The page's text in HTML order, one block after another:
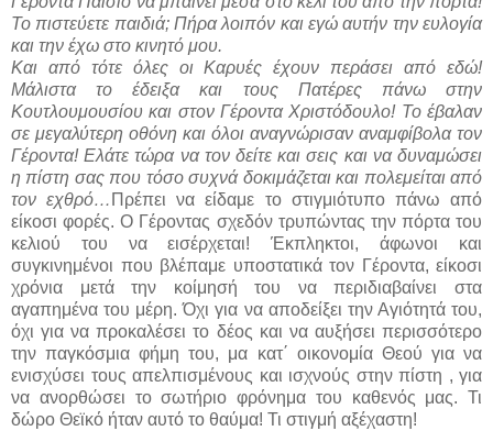
Το πιστεύετε παιδιά; Πήρα λοιπόν και εγώ αυτήν την ευλογία
και την έχω στο κινητό μου.
Και από τότε όλες οι Καρυές έχουν περάσει από εδώ!
Μάλιστα το έδειξα και τους Πατέρες πάνω στην
Κουτλουμουσίου και στον Γέροντα Χριστόδουλο! Το έβαλαν
σε μεγαλύτερη οθόνη και όλοι αναγνώρισαν αναμφίβολα τον
Γέροντα! Ελάτε τώρα να τον δείτε και σεις και να δυναμώσει
η πίστη σας που τόσο συχνά δοκιμάζεται και πολεμείται από
τον εχθρό… Πρέπει να είδαμε το στιγμιότυπο πάνω από
είκοσι φορές. Ο Γέροντας σχεδόν τρυπώντας την πόρτα του
κελιού του να εισέρχεται! Έκπληκτοι, άφωνοι και
συγκινημένοι που βλέπαμε υποστατικά τον Γέροντα, είκοσι
χρόνια μετά την κοίμησή του να περιδιαβαίνει στα
αγαπημένα του μέρη. Όχι για να αποδείξει την Αγιότητά του,
όχι για να προκαλέσει το δέος και να αυξήσει περισσότερο
την παγκόσμια φήμη του, μα κατ΄ οικονομία Θεού για να
ενισχύσει τους απελπισμένους και ισχνούς στην πίστη , για
να ανορθώσει το σωτήριο φρόνημα του καθενός μας. Τι
δώρο Θεϊκό ήταν αυτό το θαύμα! Τι στιγμή αξέχαστη!